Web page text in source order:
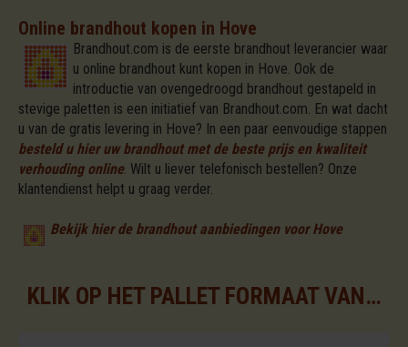
Online brandhout kopen in Hove
Brandhout.com is de eerste brandhout leverancier waar
u online brandhout kunt kopen in Hove. Ook de
introductie van ovengedroogd brandhout gestapeld in
stevige paletten is een initiatief van Brandhout.com. En wat dacht
u van de gratis levering in Hove? In een paar eenvoudige stappen
besteld u hier uw brandhout met de beste prijs en kwaliteit
verhouding online. Wilt u liever telefonisch bestellen? Onze
klantendienst helpt u graag verder.
Bekijk hier de brandhout aanbiedingen voor Hove
KLIK OP HET PALLET FORMAAT VAN UW KEUZE VOOR DE BESCHIKBARE ASSORTIMENTEN